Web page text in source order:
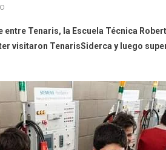
entre Tenaris, la Escuela Técnica
visitaron TenarisSiderca y luego